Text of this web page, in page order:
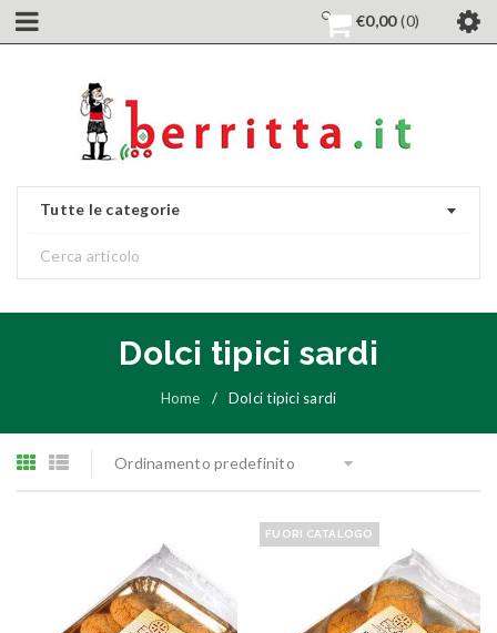
€0,00 0
Tutte le categorie
Dolci tipici sardi
Home / Dolci tipici sardi
Ordinamento predefinito
FUORI CATALOGO